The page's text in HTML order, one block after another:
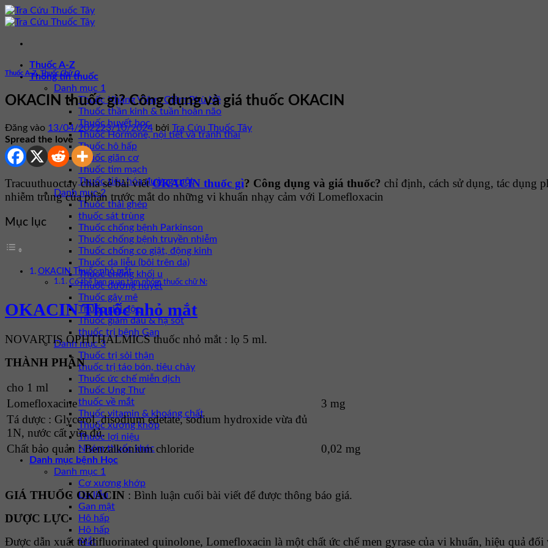
Bỏ
qua
dung
Thuốc A-Z
Thông tin thuốc
Danh mục 1
Thuốc Kháng Viêm, Giảm Phù Nề
Thuốc thần kinh & tuần hoàn não
Thuốc huyết học
Thuốc Hormone, nội tiết và tránh thai
Thuốc hô hấp
Thuốc giãn cơ
Thuốc tim mạch
Thuốc tiêu hóa đường ruột
Danh mục 2
Thuốc thải ghép
thuốc sát trùng
Thuốc chống bệnh Parkinson
Thuốc chống bệnh truyền nhiễm
Thuốc chống co giật, động kinh
Thuốc da liễu (bôi trên da)
Thuốc chống khối u
Thuốc đường huyết
Thuốc gây mê
Thuốc giải độc
Thuốc giảm đau & hạ sốt
thuốc trị bệnh Gan
Danh mục 3
Thuốc trị sỏi thận
thuốc trị táo bón, tiêu chảy
Thuốc ức chế miễn dịch
Thuốc Ung Thư
thuốc về mắt
Thuốc vitamin & khoáng chất
Thuốc xương khớp
Thuốc lợi niệu
Nhóm thuốc khác
Danh mục bệnh Học
Danh mục 1
Cơ xương khớp
Da liễu
Gan mật
Hô hấp
Hô hấp
Mắt
Thuốc A-Z, Thuốc Chữ O
OKACIN thuốc gì? Công dụng và giá thuốc OKACIN
Đăng vào 13/04/202223/10/2024 bởi Tra Cứu Thuốc Tây
Spread the love
Tracuuthuoctay chia sẻ bài viếtOKACIN thuốc gì? Công dụng và giá thuốc? chỉ định, cách sử dụng, tác dụng
nhiễm trùng của phần trước mắt do những vi khuẩn nhạy cảm với Lomefloxacin
Mục lục
OKACIN Thuốc nhỏ mắt
Có thể bạn quan tâm nhóm thuốc chữ N:
OKACIN Thuốc nhỏ mắt
NOVARTIS OPHTHALMICS thuốc nhỏ mắt : lọ 5 ml.
THÀNH PHẦN
cho 1 ml
Lomefloxacine
3 mg
Tá dược : Glycerol, disodium edetate, sodium hydroxide vừa đủ
1N, nước cất vừa đủ.
Chất bảo quản : Benzalkonium chloride
0,02 mg
GIÁ THUỐC OKACIN : Bình luận cuối bài viết để được thông báo giá.
DƯỢC LỰC
Được dẫn xuất từ difluorinated quinolone, Lomefloxacin là một chất ức chế men gyrase của vi khuẩn, hiệu quả